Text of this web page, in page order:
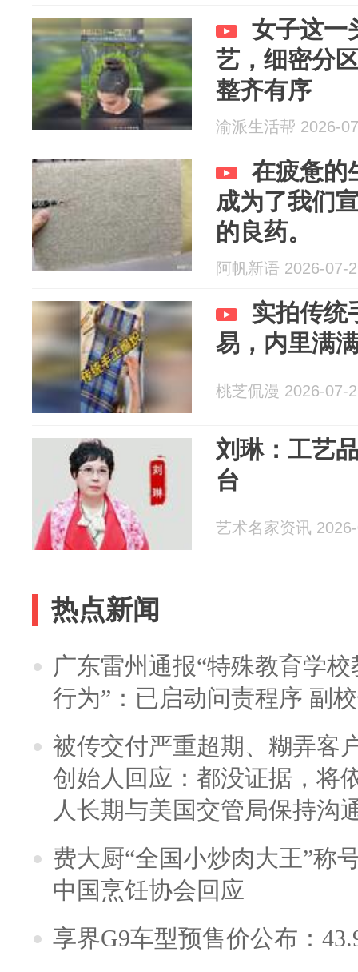
女子这一
艺，细密分
整齐有序
渝派生活帮 2026-
在疲惫的
成为了我们
的良药。
阿帆新语 2026-07-
实拍传统
易，内里满
桃芝侃漫 2026-07-
刘琳：工艺品小情
台
艺术名家资讯
热点新闻
广东雷州通报“特殊教育学
行为”：已启动问责程序 副
被传交付严重超期、糊弄客
创始人回应：都没证据，将
人长期与美国交管局保持沟
费大厨“全国小炒肉大王”称
中国烹饪协会回应
享界G9车型预售价公布：